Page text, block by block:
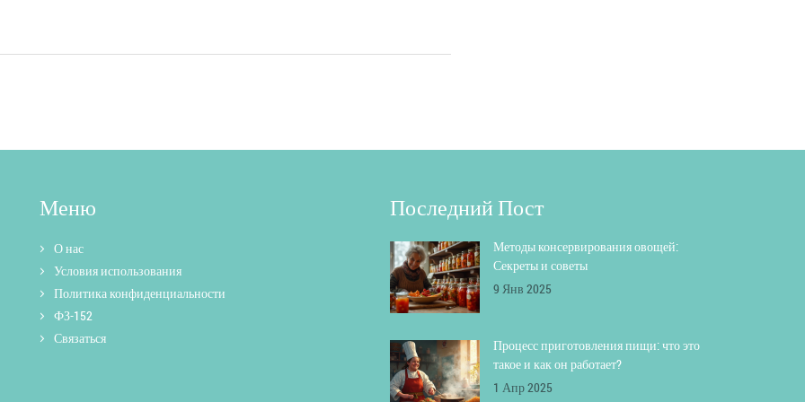
Меню
О нас
Условия использования
Политика конфиденциальности
ФЗ-152
Связаться
Последний Пост
Методы консервирования овощей:
Секреты и советы
9 Янв 2025
Процесс приготовления пищи: что это
такое и как он работает?
1 Апр 2025